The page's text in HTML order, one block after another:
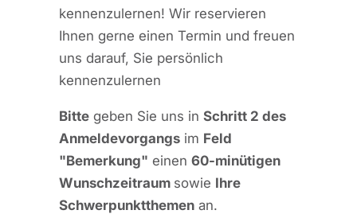
kennenzulernen! Wir reservieren
Ihnen gerne einen Termin und freuen
uns darauf, Sie persönlich
kennenzulernen
Bitte geben Sie uns in Schritt 2 des
Anmeldevorgangs im Feld
"Bemerkung" einen 60-minütigen
Wunschzeitraum sowie Ihre
Schwerpunktthemen an.